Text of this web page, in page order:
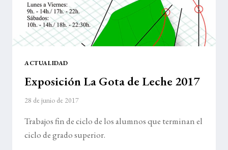
ACTUALIDAD
Exposición La Gota de Leche 2017
28 de junio de 2017
Trabajos fin de ciclo de los alumnos que terminan el
ciclo de grado superior.